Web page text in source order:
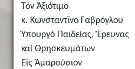
Τόν Ἀξιότιμο
κ. Κωνσταντῖνο Γαβρόγλου
Ὑπουργό Παιδείας, Ἔρευνας
καί Θρησκευμάτων
Εἰς Ἀμαρούσιον